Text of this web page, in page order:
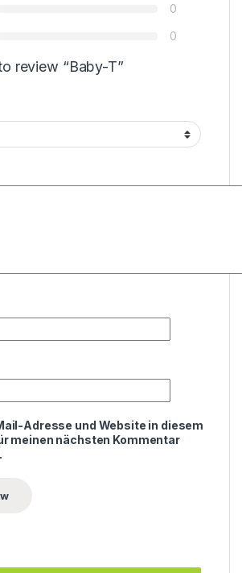
0
0
review “Baby-T”
Adresse und Website in diesem
meinen nächsten Kommentar